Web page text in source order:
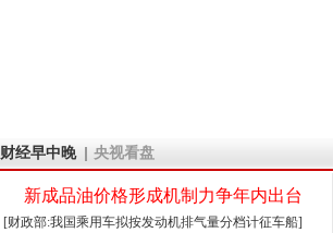
财经早中晚 央视看盘
新成品油价格形成机制力争年内出台
[财政部:我国乘用车拟按发动机排气量分档计征车船]